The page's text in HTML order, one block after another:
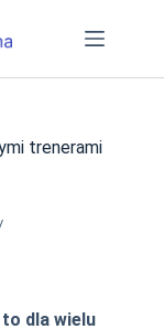
trenerami
dla wielu